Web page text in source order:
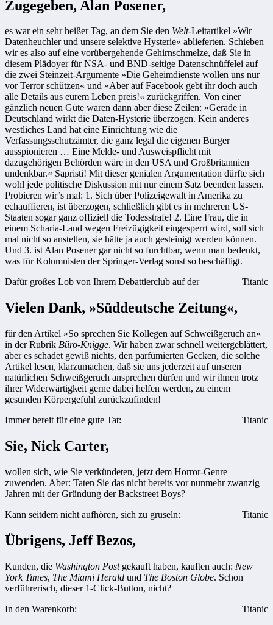
Zugegeben, Alan Posener,
es war ein sehr heißer Tag, an dem Sie den Welt-Leitartikel »Wir
Datenheuchler und unsere selektive Hysterie« ablieferten. Schieben
wir es also auf eine vorübergehende Gehirnschmelze, daß Sie in
diesem Plädoyer für NSA- und BND-seitige Datenschnüffelei auf
die zwei Steinzeit-Argumente »Die Geheimdienste wollen uns nur
vor Terror schützen« und »Aber auf Facebook gebt ihr doch auch
alle Details aus eurem Leben preis!« zurückgriffen. Von einer
gänzlich neuen Güte waren dann aber diese Zeilen: »Gerade in
Deutschland wirkt die Daten-Hysterie überzogen. Kein anderes
westliches Land hat eine Einrichtung wie die
Verfassungsschutzämter, die ganz legal die eigenen Bürger
ausspionieren … Eine Melde- und Ausweispflicht mit
dazugehörigen Behörden wäre in den USA und Großbritannien
undenkbar.« Sapristi! Mit dieser genialen Argumentation dürfte sich
wohl jede politische Diskussion mit nur einem Satz beenden lassen.
Probieren wir’s mal: 1. Sich über Polizeigewalt in Amerika zu
echauffieren, ist überzogen, schließlich gibt es in mehreren US-
Staaten sogar ganz offiziell die Todesstrafe! 2. Eine Frau, die in
einem Scharia-Land wegen Freizügigkeit eingesperrt wird, soll sich
mal nicht so anstellen, sie hätte ja auch gesteinigt werden können.
Und 3. ist Alan Posener gar nicht so furchtbar, wenn man bedenkt,
was für Kolumnisten der Springer-Verlag sonst so beschäftigt.
Dafür großes Lob von Ihrem Debattierclub auf der
Titanic
Vielen Dank, »Süddeutsche Zeitung«,
für den Artikel »So sprechen Sie Kollegen auf Schweißgeruch an«
in der Rubrik Büro-Knigge. Wir haben zwar schnell weitergeblättert,
aber es schadet gewiß nichts, den parfümierten Gecken, die solche
Artikel lesen, klarzumachen, daß sie uns jederzeit auf unseren
natürlichen Schweißgeruch ansprechen dürfen und wir ihnen trotz
ihrer Widerwärtigkeit gerne dabei helfen werden, zu einem
gesunden Körpergefühl zurückzufinden!
Immer bereit für eine gute Tat:
Titanic
Sie, Nick Carter,
wollen sich, wie Sie verkündeten, jetzt dem Horror-Genre
zuwenden. Aber: Taten Sie das nicht bereits vor nunmehr zwanzig
Jahren mit der Gründung der Backstreet Boys?
Kann seitdem nicht aufhören, sich zu gruseln:
Titanic
Übrigens, Jeff Bezos,
Kunden, die Washington Post gekauft haben, kauften auch: New
York Times, The Miami Herald und The Boston Globe. Schon
verführerisch, dieser 1-Click-Button, nicht?
In den Warenkorb:
Titanic